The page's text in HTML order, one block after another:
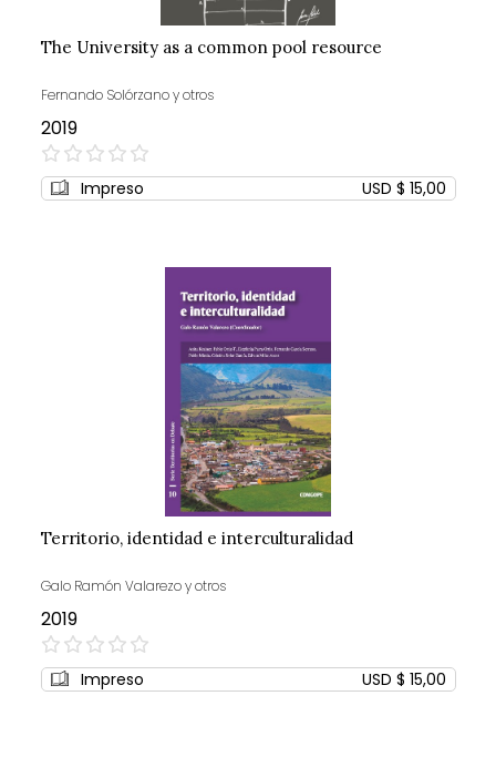
The University as a common pool resource
Fernando Solórzano y otros
2019
0%
Impreso USD $ 15,00
Territorio, identidad e interculturalidad
Galo Ramón Valarezo y otros
2019
0%
Impreso USD $ 15,00